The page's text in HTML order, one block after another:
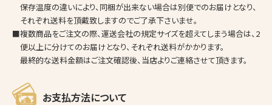
保存温度の違いにより、同梱が出来ない場合は別便でのお届けとなり、
それぞれ送料を頂戴致しますのでご了承下さいませ。
■複数商品をご注文の際、運送会社の規定サイズを超えてしまう場合は、2
便以上に分けてのお届けとなり、それぞれ送料がかかります。
最終的な送料金額はご注文確認後、当店よりご連絡させて頂きます。
お支払方法について